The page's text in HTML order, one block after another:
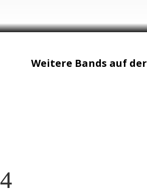
Weitere Bands auf der